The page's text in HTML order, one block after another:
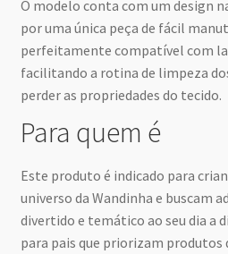
O modelo conta com um design
por uma única peça de fácil
perfeitamente compatível com
facilitando a rotina de limpeza
perder as propriedades do tecido.
Para quem é
Este produto é indicado para
universo da Wandinha e buscam
divertido e temático ao seu dia a
para pais que priorizam produtos